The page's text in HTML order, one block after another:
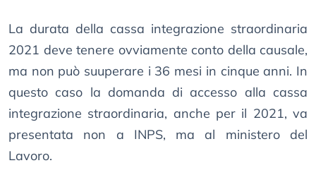
La durata della cassa integrazione straordinaria
2021 deve tenere ovviamente conto della causale,
ma non può suuperare i 36 mesi in cinque anni. In
questo caso la domanda di accesso alla cassa
integrazione straordinaria, anche per il 2021, va
presentata non a INPS, ma al ministero del
Lavoro.